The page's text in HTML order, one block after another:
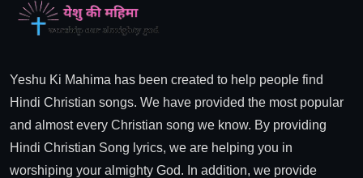
Yeshu Ki Mahima has been created to help people find
Hindi Christian songs. We have provided the most popular
and almost every Christian song we know. By providing
Hindi Christian Song lyrics, we are helping you in
worshiping your almighty God. In addition, we provide